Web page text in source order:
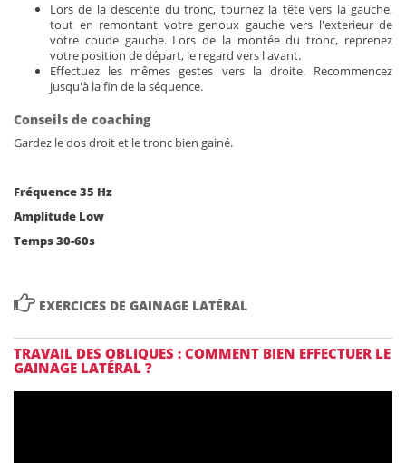
Lors de la descente du tronc, tournez la tête vers la gauche,
tout en remontant votre genoux gauche vers l'exterieur de
votre coude gauche. Lors de la montée du tronc, reprenez
votre position de départ, le regard vers l'avant.
Effectuez les mêmes gestes vers la droite. Recommencez
jusqu'à la fin de la séquence.
Conseils de coaching
Gardez le dos droit et le tronc bien gainé.
Fréquence 35 Hz
Amplitude Low
Temps 30-60s
 EXERCICES DE GAINAGE LATÉRAL
TRAVAIL DES OBLIQUES : COMMENT BIEN EFFECTUER LE
GAINAGE LATÉRAL ?